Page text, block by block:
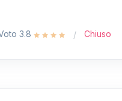
3.8 Chiuso